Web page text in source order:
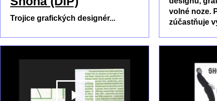
Trojice grafických designér...
volné noze.
zúčastňuje